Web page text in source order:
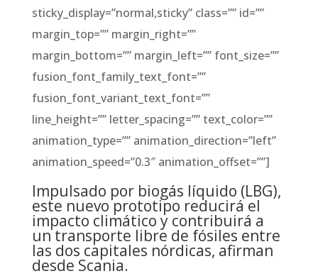
sticky_display=”normal,sticky” class=”” id=””
margin_top=”” margin_right=””
margin_bottom=”” margin_left=”” font_size=””
fusion_font_family_text_font=””
fusion_font_variant_text_font=””
line_height=”” letter_spacing=”” text_color=””
animation_type=”” animation_direction=”left”
animation_speed=”0.3″ animation_offset=””]
Impulsado por biogás líquido (LBG),
este nuevo prototipo reducirá el
impacto climático y contribuirá a
un transporte libre de fósiles entre
las dos capitales nórdicas, afirman
desde Scania.